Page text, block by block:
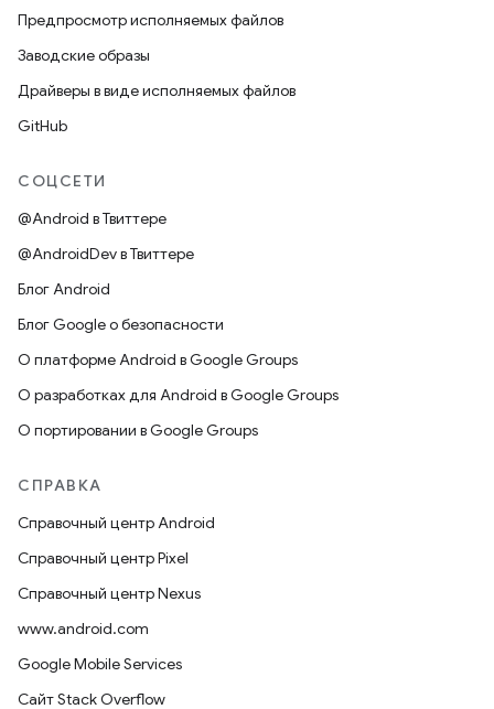
Предпросмотр исполняемых файлов
Заводские образы
Драйверы в виде исполняемых файлов
GitHub
СОЦСЕТИ
@Android в Твиттере
@AndroidDev в Твиттере
Блог Android
Блог Google о безопасности
О платформе Android в Google Groups
О разработках для Android в Google Groups
О портировании в Google Groups
СПРАВКА
Справочный центр Android
Справочный центр Pixel
Справочный центр Nexus
www.android.com
Google Mobile Services
Сайт Stack Overflow